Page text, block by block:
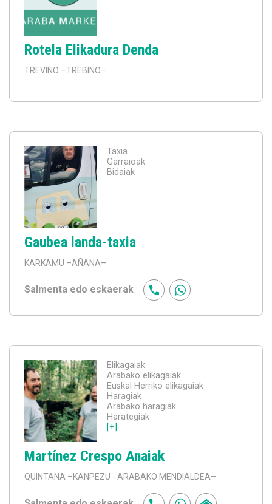
Rotela Elikadura Denda
TREVIÑO –TREBIÑO–
Taxia
Garraioak
Bidaiak
Gaubea landa-taxia
KARKAMU –AÑANA–
Salmenta edo eskaerak
Elikagaiak
Arabako elikagaiak
Euskal Herriko elikagaiak
Haragiak
Arabako haragiak
Harategiak
[+]
Martínez Crespo Anaiak
QUINTANA –KANPEZU - ARABAKO MENDIALDEA–